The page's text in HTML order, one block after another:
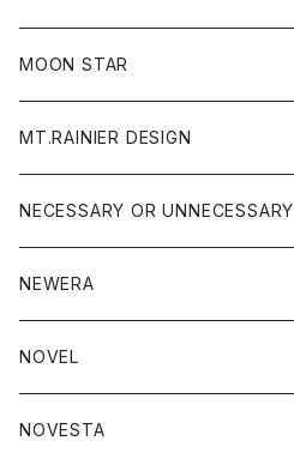
フリース
ジャケット
ニット
パンツ
帽子
MOON STAR
MT.RAINIER DESIGN
アウター
コート
ジャケット
アクセサリー
バッグ
グッズ
ウォレット
トップス
NECESSARY OR UNNECESSARY
アウター
コート
ジャケット
アクセサリー
バッグ
グッズ
NEWERA
帽子
NOVEL
トップス
NOVESTA